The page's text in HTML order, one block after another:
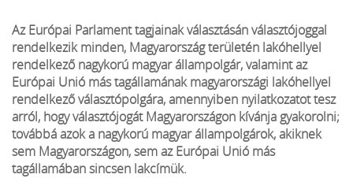
Az Európai Parlament tagjainak választásán választójoggal
rendelkezik minden, Magyarország területén lakóhellyel
rendelkező nagykorú magyar állampolgár, valamint az
Európai Unió más tagállamának magyarországi lakóhellyel
rendelkező választópolgára, amennyiben nyilatkozatot tesz
arról, hogy választójogát Magyarországon kívánja gyakorolni;
továbbá azok a nagykorú magyar állampolgárok, akiknek
sem Magyarországon, sem az Európai Unió más
tagállamában sincsen lakcímük.